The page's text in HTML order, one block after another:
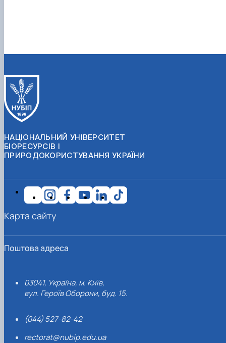
НАЦІОНАЛЬНИЙ УНІВЕРСИТЕТ
БІОРЕСУРСІВ І
ПРИРОДОКОРИСТУВАННЯ УКРАЇНИ
Поштова адреса
03041, Україна, м. Київ,
вул. Героїв Оборони, буд. 15.
(044) 527-82-42
rectorat@nubip.edu.ua
Карта сайту